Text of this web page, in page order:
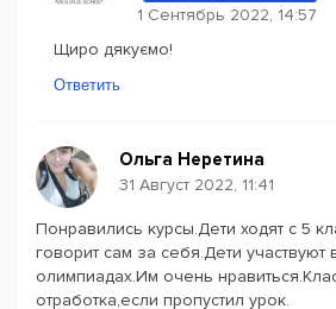
1 Сентябрь 2022, 14:57
Щиро дякуємо!
Ответить
Ольга Неретина
31 Август 2022, 11:41
Понравились курсы.Дети ходят с 5
говорит сам за себя.Дети участвуют
олимпиадах.Им очень
отработка,если пропустил урок.